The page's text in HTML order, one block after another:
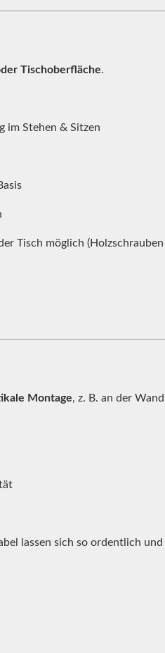
Tischoberfläche.
im Stehen & Sitzen
Tisch möglich (Holzschrauben
Montage, z. B. an der
lassen sich so ordentlich